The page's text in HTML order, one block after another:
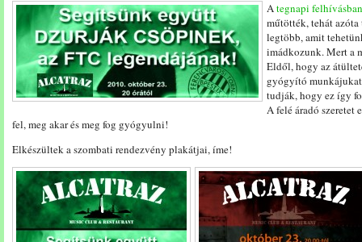
Ategnapi felhívásban
műtötték, tehát
legtöbb, amit
imádkozunk. Mert a
Eldől, hogy az
gyógyító
tudják, hogy ez így
A felé áradó szeretet
fel, meg akar és meg fog gyógyulni!
Elkészültek a szombati rendezvény plakátjai, íme!